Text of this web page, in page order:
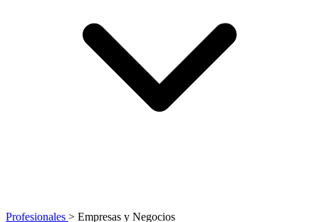
Profesionales > Empresas y Negocios